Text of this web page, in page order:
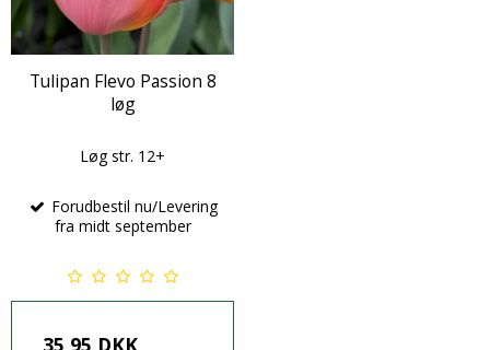
Tulipan Flevo Passion 8
løg
Løg str. 12+
Forudbestil nu/Levering
fra midt september